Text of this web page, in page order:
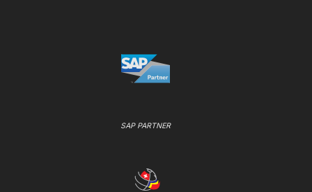
SAP PARTNER